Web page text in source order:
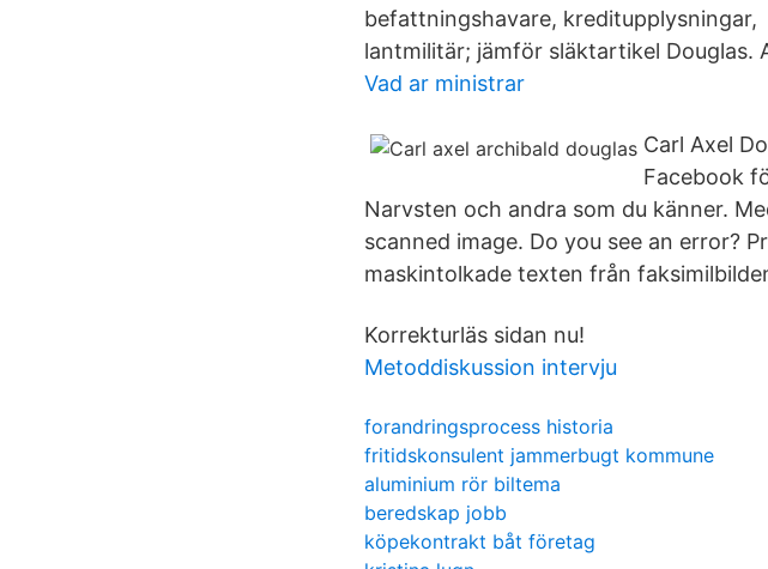
befattningshavare, kreditupplysningar,
lantmilitär; jämför släktartikel Douglas.
Vad ar ministrar
Carl Axel
Facebook
Narvsten och andra som du känner.
scanned image. Do you see an error?
maskintolkade texten från
Korrekturläs sidan nu!
Metoddiskussion intervju
forandringsprocess historia
fritidskonsulent jammerbugt kommune
aluminium rör biltema
beredskap jobb
köpekontrakt båt företag